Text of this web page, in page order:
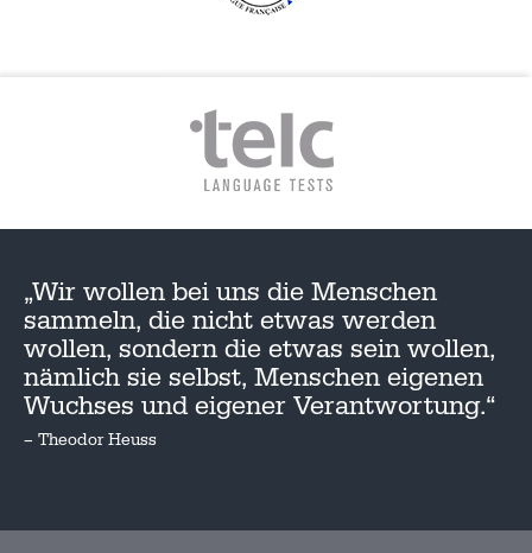
„Wir wollen bei uns die Menschen
sammeln, die nicht etwas werden
wollen, sondern die etwas sein wollen,
nämlich sie selbst, Menschen eigenen
Wuchses und eigener Verantwortung.“
– Theodor Heuss